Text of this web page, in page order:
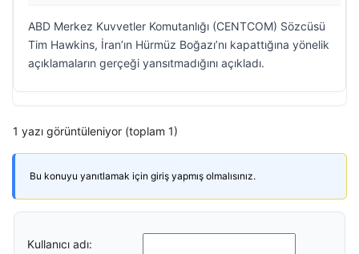
ABD Merkez Kuvvetler Komutanlığı (CENTCOM) Sözcüsü
Tim Hawkins, İran’ın Hürmüz Boğazı’nı kapattığına yönelik
açıklamaların gerçeği yansıtmadığını açıkladı.
1 yazı görüntüleniyor (toplam 1)
Bu konuyu yanıtlamak için giriş yapmış olmalısınız.
Kullanıcı adı: